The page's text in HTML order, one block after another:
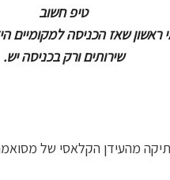
טיפ חשוב
שאז הכניסה למקומיים
שירותים ורק בכניסה יש.
עתיקה מהעידן הקלאסי של